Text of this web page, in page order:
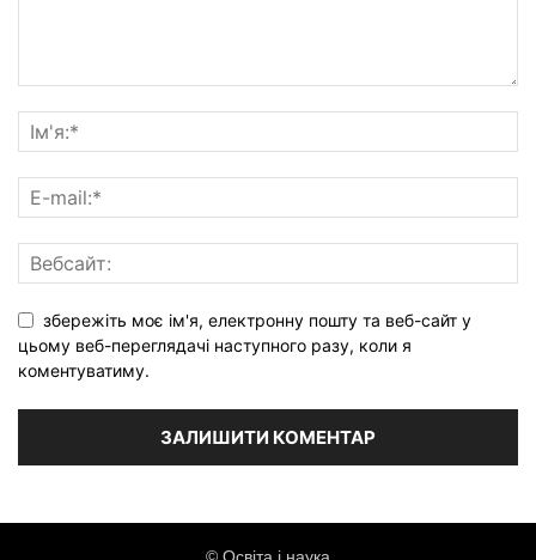
збережіть моє ім'я, електронну пошту та веб-сайт у
цьому веб-переглядачі наступного разу, коли я
коментуватиму.
© Освіта і наука